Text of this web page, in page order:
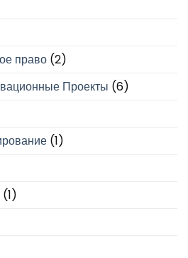
право (2)
Проекты (6)
(1)
(1)